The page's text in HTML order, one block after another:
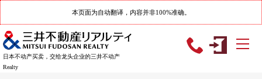
本页面为自动翻译，内容并非100%准确。
日本不动产买卖，交给龙头企业的三井不动产
Realty